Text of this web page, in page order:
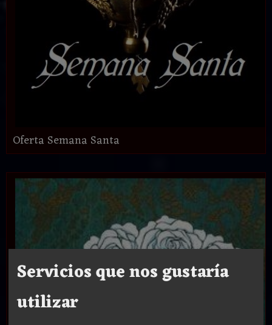
Oferta Semana Santa
Servicios que nos gustaría
utilizar